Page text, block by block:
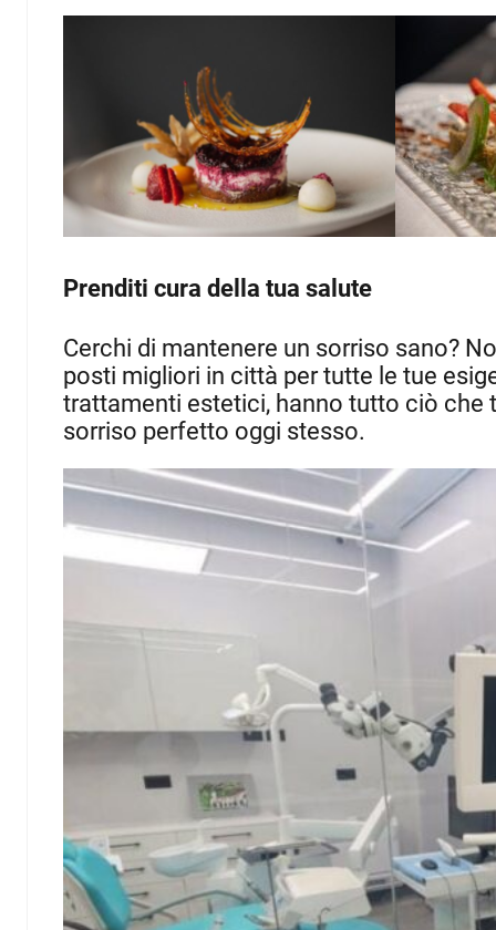
Prenditi cura della tua salute
Cerchi di mantenere un sorriso sano?
posti migliori in città per tutte le tue
trattamenti estetici, hanno tutto ciò che
sorriso perfetto oggi stesso.